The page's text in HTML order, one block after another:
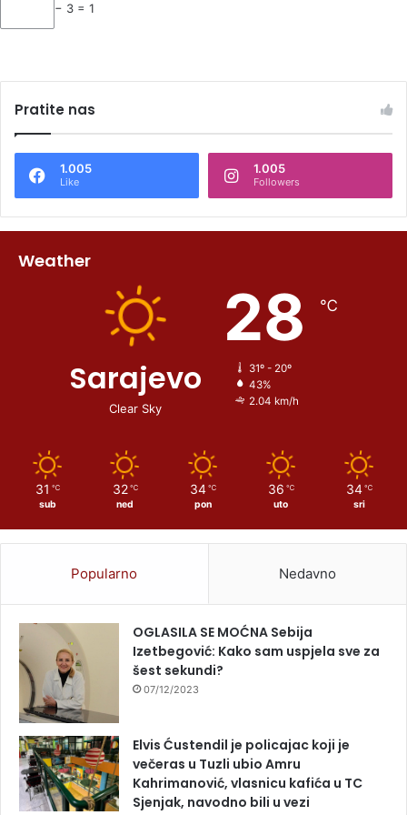
− 3 = 1
Pratite nas
1.005
Like
1.005
Followers
Weather
Sarajevo
Clear Sky
28 ℃
31º - 20º
43%
2.04 km/h
31 ℃
sub
32 ℃
ned
34 ℃
pon
36 ℃
uto
34 ℃
sri
Popularno Nedavno
OGLASILA SE MOĆNA Sebija
Izetbegović: Kako sam uspjela sve za
šest sekundi?
07/12/2023
Elvis Ćustendil je policajac koji je
večeras u Tuzli ubio Amru
Kahrimanović, vlasnicu kafića u TC
Sjenjak, navodno bili u vezi